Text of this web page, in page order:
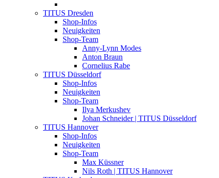
TITUS Dresden
Shop-Infos
Neuigkeiten
Shop-Team
Anny-Lynn Modes
Anton Braun
Cornelius Rabe
TITUS Düsseldorf
Shop-Infos
Neuigkeiten
Shop-Team
Ilya Merkushev
Johan Schneider | TITUS Düsseldorf
TITUS Hannover
Shop-Infos
Neuigkeiten
Shop-Team
Max Küssner
Nils Roth | TITUS Hannover